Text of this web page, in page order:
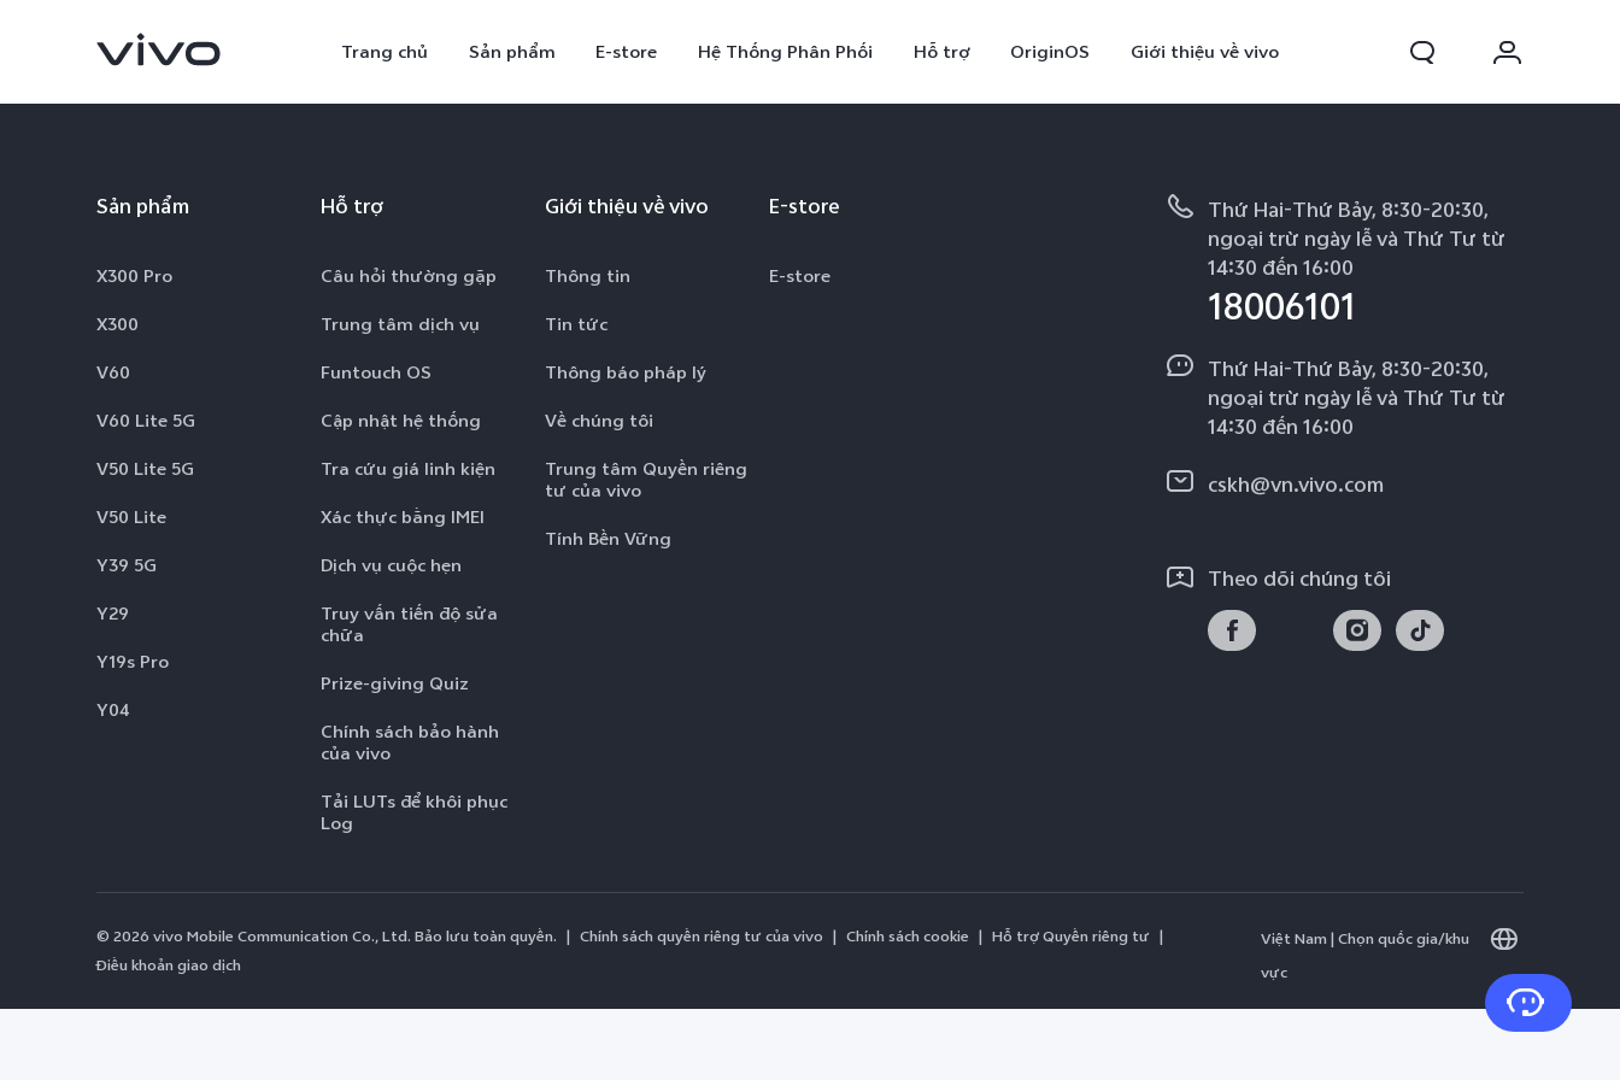
Trang chủ Sản phẩm E-store Hệ Thống Phân Phối Hỗ trợ OriginOS Giới thiệu về vivo
Y31d mới
Sản phẩm
X300 Pro
X300
V60
V60 Lite 5G
V50 Lite 5G
V50 Lite
Y39 5G
Y29
Y19s Pro
Y04
Hỗ trợ
Câu hỏi thường gặp
Trung tâm dịch vụ
Funtouch OS
Cập nhật hệ thống
Tra cứu giá linh kiện
Xác thực bằng IMEI
Dịch vụ cuộc hẹn
Truy vấn tiến độ sửa
chữa
Prize-giving Quiz
Chính sách bảo hành
của vivo
Tải LUTs để khôi phục
Log
Giới thiệu về vivo
Thông tin
Tin tức
Thông báo pháp lý
Về chúng tôi
Trung tâm Quyền riêng
tư của vivo
Tính Bền Vững
E-store
E-store
Thứ Hai-Thứ Bảy, 8:30-20:30,
ngoại trừ ngày lễ và Thứ Tư từ
14:30 đến 16:00
18006101
Thứ Hai-Thứ Bảy, 8:30-20:30,
ngoại trừ ngày lễ và Thứ Tư từ
14:30 đến 16:00
cskh@vn.vivo.com
Theo dõi chúng tôi
© 2026 vivo Mobile Communication Co., Ltd. Bảo lưu toàn quyền. | Chính sách quyền riêng tư của vivo | Chính sách cookie | Hỗ trợ Quyền riêng tư |
Điều khoản giao dịch
Việt Nam | Chọn quốc gia/khu
vực